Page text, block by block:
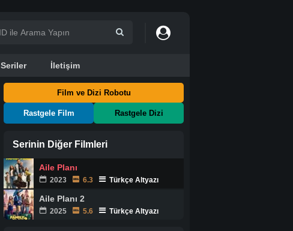
Seriler İletişim
Film ve Dizi Robotu
Rastgele Film Rastgele Dizi
Serinin Diğer Filmleri
Aile Planı
2023 6.3 Türkçe Altyazı
Aile Planı 2
2025 5.6 Türkçe Altyazı